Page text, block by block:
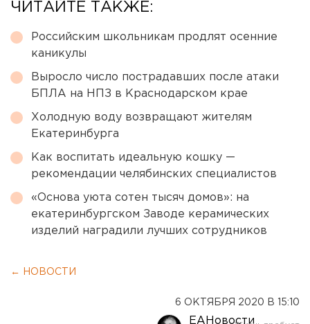
ЧИТАЙТЕ ТАКЖЕ:
Российским школьникам продлят осенние
каникулы
Выросло число пострадавших после атаки
БПЛА на НПЗ в Краснодарском крае
Холодную воду возвращают жителям
Екатеринбурга
Как воспитать идеальную кошку —
рекомендации челябинских специалистов
«Основа уюта сотен тысяч домов»: на
екатеринбургском Заводе керамических
изделий наградили лучших сотрудников
← НОВОСТИ
6 ОКТЯБРЯ 2020 В 15:10
ЕАНовости